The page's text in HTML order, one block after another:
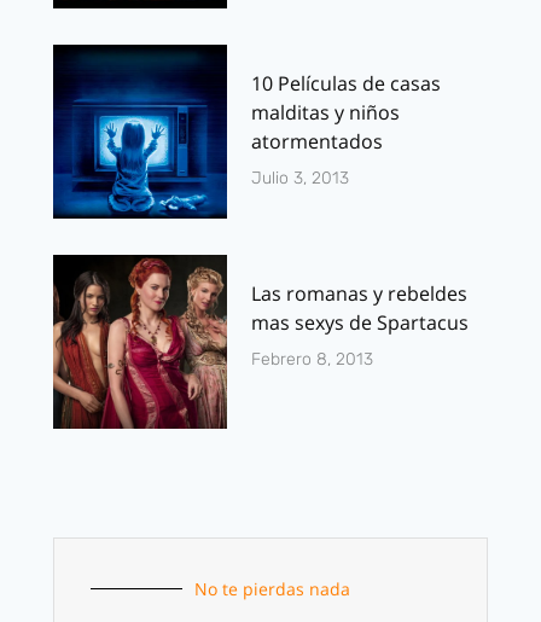
10 Películas de casas
malditas y niños
atormentados
Julio 3, 2013
Las romanas y rebeldes
mas sexys de Spartacus
Febrero 8, 2013
No te pierdas nada